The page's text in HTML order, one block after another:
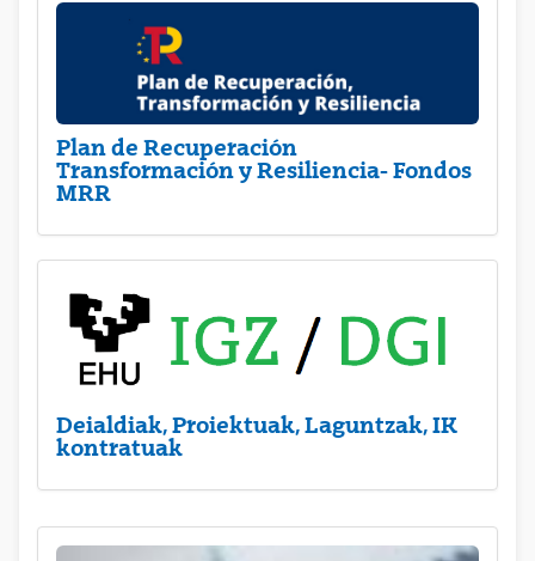
Plan de Recuperación
Transformación y Resiliencia- Fondos
MRR
Deialdiak, Proiektuak, Laguntzak, IK
kontratuak